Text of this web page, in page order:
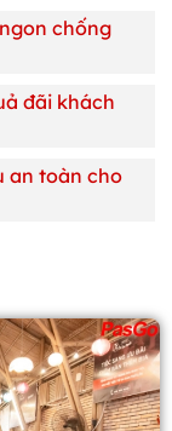
chống
đãi khách
an toàn cho